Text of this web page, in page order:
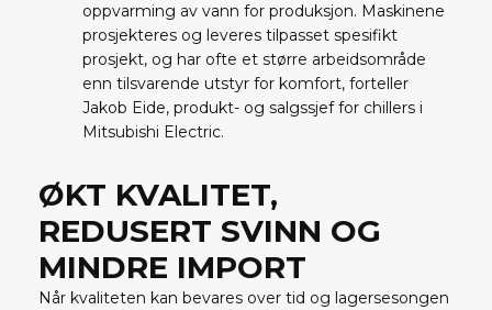
oppvarming av vann for produksjon. Maskinene
prosjekteres og leveres tilpasset spesifikt
prosjekt, og har ofte et større arbeidsområde
enn tilsvarende utstyr for komfort, forteller
Jakob Eide, produkt- og salgssjef for chillers i
Mitsubishi Electric.
ØKT KVALITET,
REDUSERT SVINN OG
MINDRE IMPORT
Når kvaliteten kan bevares over tid og lagersesongen